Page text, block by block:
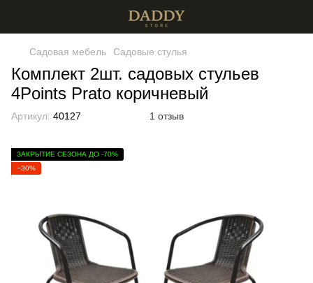
Садовая мебель Садовые стулья
Комплект 2шт. садовых стульев
4Points Prato коричневый
Артикул: 40127 1 отзыв
ЗАКРЫТИЕ СЕЗОНА ДО -70%
−30%